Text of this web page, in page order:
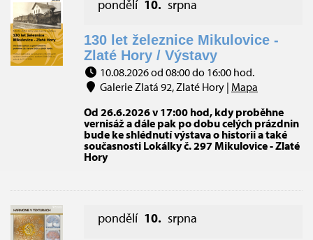
pondělí 10. srpna
130 let železnice Mikulovice -
Zlaté Hory / Výstavy
10.08.2026 od 08:00 do 16:00 hod.
Galerie Zlatá 92, Zlaté Hory | Mapa
Od 26.6.2026 v 17:00 hod, kdy proběhne
vernisáž a dále pak po dobu celých prázdnin
bude ke shlédnutí výstava o historii a také
současnosti Lokálky č. 297 Mikulovice - Zlaté
Hory
pondělí 10. srpna